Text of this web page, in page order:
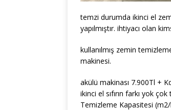
temzi durumda ikinci el
yapılmıştır. ihtiyacı olan
kullanılmış zemin
makinesi.
akülü makinası 7.900Tl +
ikinci el sıfırın farkı yok
Temizleme Kapasitesi